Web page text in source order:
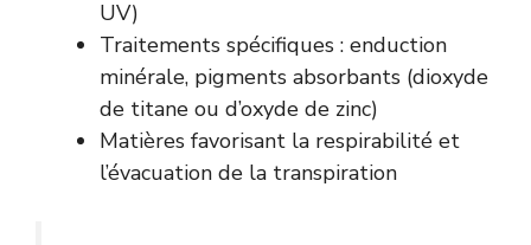
UV)
Traitements spécifiques : enduction
minérale, pigments absorbants (dioxyde
de titane ou d’oxyde de zinc)
Matières favorisant la respirabilité et
l’évacuation de la transpiration